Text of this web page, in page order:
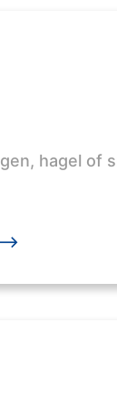
hagel of
>